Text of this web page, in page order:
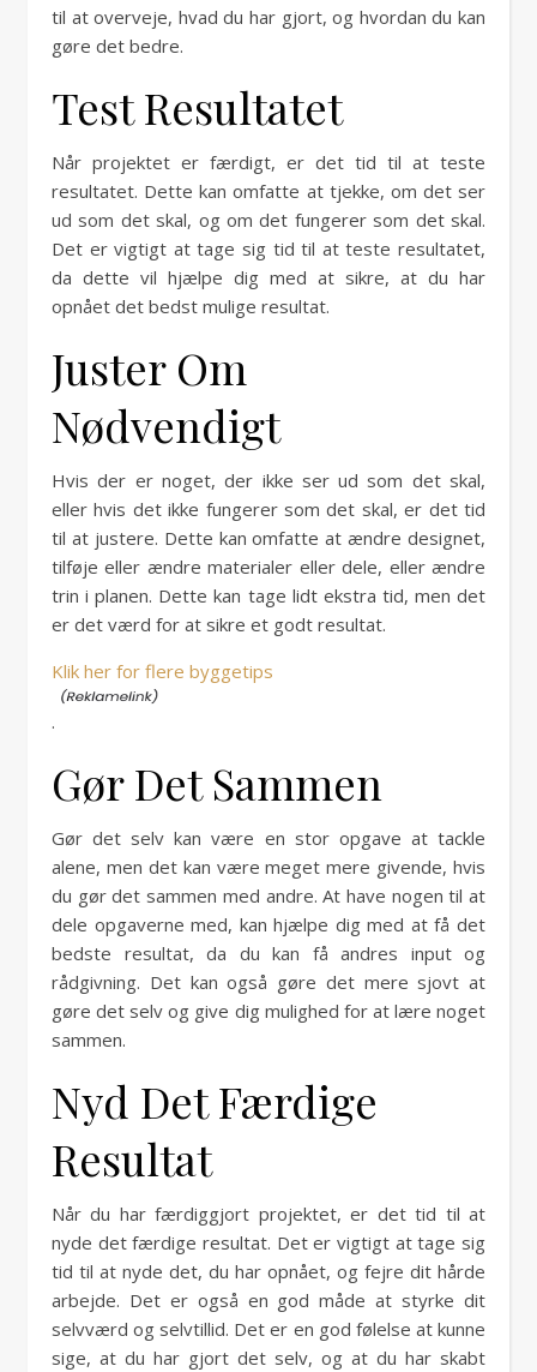
til at overveje, hvad du har gjort, og hvordan du kan
gøre det bedre.
Test Resultatet
Når projektet er færdigt, er det tid til at teste
resultatet. Dette kan omfatte at tjekke, om det ser
ud som det skal, og om det fungerer som det skal.
Det er vigtigt at tage sig tid til at teste resultatet,
da dette vil hjælpe dig med at sikre, at du har
opnået det bedst mulige resultat.
Juster Om
Nødvendigt
Hvis der er noget, der ikke ser ud som det skal,
eller hvis det ikke fungerer som det skal, er det tid
til at justere. Dette kan omfatte at ændre designet,
tilføje eller ændre materialer eller dele, eller ændre
trin i planen. Dette kan tage lidt ekstra tid, men det
er det værd for at sikre et godt resultat.
Klik her for flere byggetips
.
Gør Det Sammen
Gør det selv kan være en stor opgave at tackle
alene, men det kan være meget mere givende, hvis
du gør det sammen med andre. At have nogen til at
dele opgaverne med, kan hjælpe dig med at få det
bedste resultat, da du kan få andres input og
rådgivning. Det kan også gøre det mere sjovt at
gøre det selv og give dig mulighed for at lære noget
sammen.
Nyd Det Færdige
Resultat
Når du har færdiggjort projektet, er det tid til at
nyde det færdige resultat. Det er vigtigt at tage sig
tid til at nyde det, du har opnået, og fejre dit hårde
arbejde. Det er også en god måde at styrke dit
selvværd og selvtillid. Det er en god følelse at kunne
sige, at du har gjort det selv, og at du har skabt